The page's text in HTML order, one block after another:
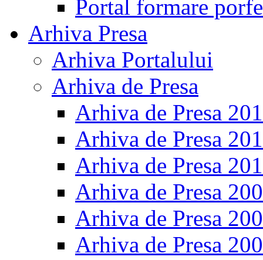
Portal formare
Arhiva Presa
Arhiva Portalului
Arhiva de Presa
Arhiva de Presa
Arhiva de Presa
Arhiva de Presa
Arhiva de Presa
Arhiva de Presa
Arhiva de Presa